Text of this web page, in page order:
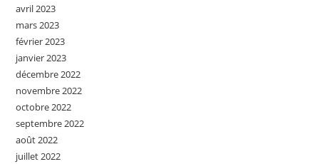
avril 2023
mars 2023
février 2023
janvier 2023
décembre 2022
novembre 2022
octobre 2022
septembre 2022
août 2022
juillet 2022